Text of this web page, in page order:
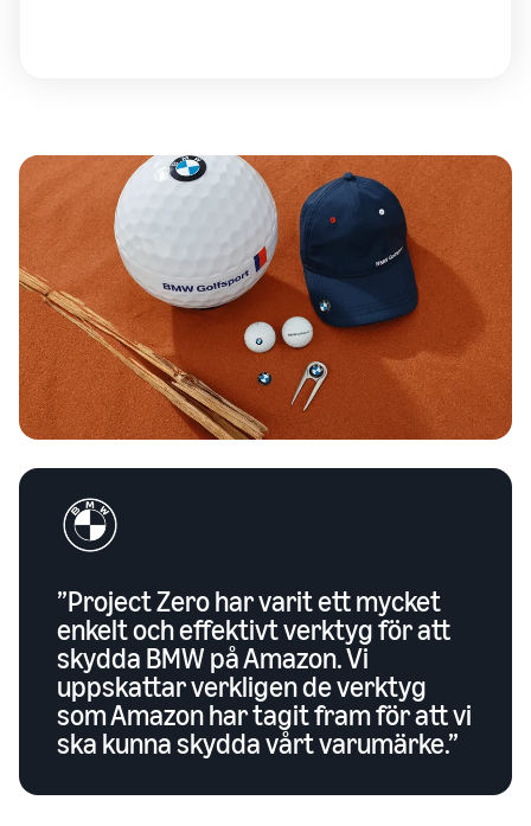
”Project Zero har varit ett mycket
enkelt och effektivt verktyg för att
skydda BMW på Amazon. Vi
uppskattar verkligen de verktyg
som Amazon har tagit fram för att vi
ska kunna skydda vårt varumärke.”